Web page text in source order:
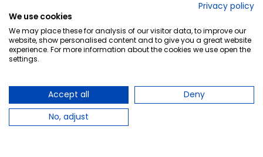
Privacy policy
We use cookies
We may place these for analysis of our visitor data, to improve our
website, show personalised content and to give you a great website
experience. For more information about the cookies we use open the
settings.
Accept all
Deny
No, adjust